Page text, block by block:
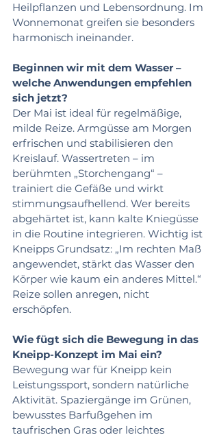
Heilpflanzen und Lebensordnung. Im
Wonnemonat greifen sie besonders
harmonisch ineinander.
Beginnen wir mit dem Wasser –
welche Anwendungen empfehlen
sich jetzt?
Der Mai ist ideal für regelmäßige,
milde Reize. Armgüsse am Morgen
erfrischen und stabilisieren den
Kreislauf. Wassertreten – im
berühmten „Storchengang“ –
trainiert die Gefäße und wirkt
stimmungsaufhellend. Wer bereits
abgehärtet ist, kann kalte Kniegüsse
in die Routine integrieren. Wichtig ist
Kneipps Grundsatz: „Im rechten Maß
angewendet, stärkt das Wasser den
Körper wie kaum ein anderes Mittel.“
Reize sollen anregen, nicht
erschöpfen.
Wie fügt sich die Bewegung in das
Kneipp-Konzept im Mai ein?
Bewegung war für Kneipp kein
Leistungssport, sondern natürliche
Aktivität. Spaziergänge im Grünen,
bewusstes Barfußgehen im
taufrischen Gras oder leichtes